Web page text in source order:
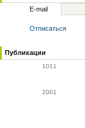
E-mail
Отписаться
Публикации
1011
2001